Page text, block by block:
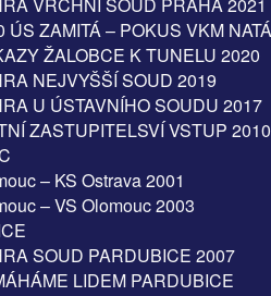
ÚS ZAMITÁ – POKUS VKM
ŽALOBCE K TUNELU 2020
NEJVYŠŠÍ SOUD 2019
U ÚSTAVNÍHO SOUDU 2017
ZASTUPITELSVÍ VSTUP 2010
– KS Ostrava 2001
– VS Olomouc 2003
SOUD PARDUBICE 2007
LIDEM PARDUBICE